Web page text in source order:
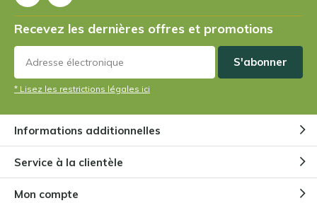
Recevez les dernières offres et promotions
S'abonner
* Lisez les restrictions légales ici
Informations additionnelles
Service à la clientèle
Mon compte